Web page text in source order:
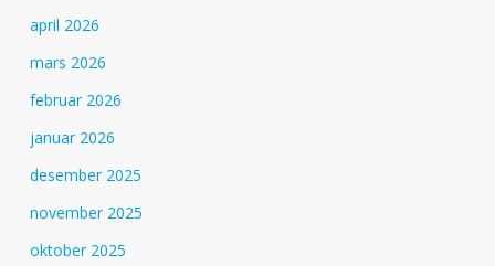
april 2026
mars 2026
februar 2026
januar 2026
desember 2025
november 2025
oktober 2025